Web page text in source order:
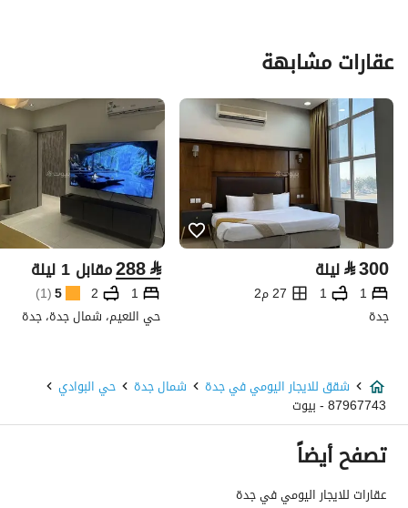
عقارات مشابهة
⃁300 ليلة
1
1
27 م2
جدة
⃁
288مقابل 1 ليلة
1
2
5
(
1
)
حي النعيم، شمال جدة، جدة
شقق للايجار اليومي في جدة شمال جدة حي البوادي
87967743 - بيوت
تصفح أيضاً
عقارات للايجار اليومي في جدة